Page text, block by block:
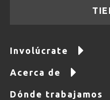
Involúcrate
Acerca de
Dónde trabajamos